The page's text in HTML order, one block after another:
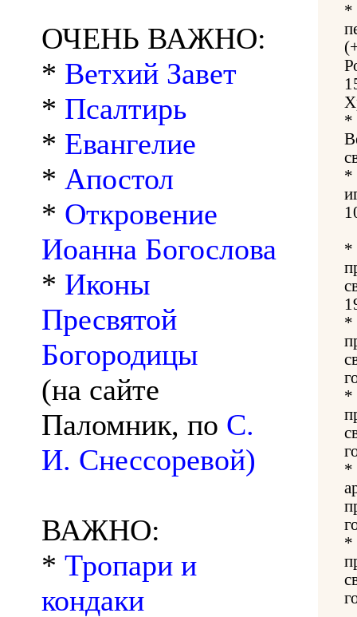
ОЧЕНЬ ВАЖНО:
* Ветхий Завет
* Псалтирь
* Евангелие
* Апостол
* Откровение
Иоанна Богослова
* Иконы
Пресвятой
Богородицы
(на сайте
Паломник, по С.
И. Снессоревой)
ВАЖНО:
* Тропари и
кондаки
*
*
*
*
*
*
*
*